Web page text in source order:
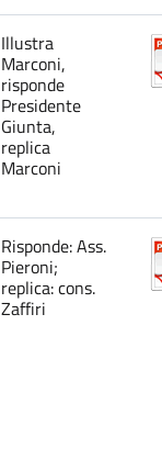
Illustra
Marconi,
risponde
Presidente
Giunta,
replica
Marconi
Risponde: Ass.
Pieroni;
replica: cons.
Zaffiri